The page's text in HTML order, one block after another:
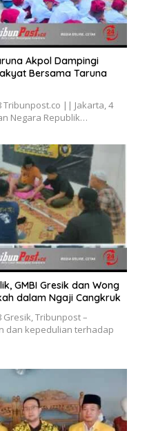
Akpol Dampingi
Bersama Taruna
Tribunpost.co || Jakarta, 4
Negara Republik…
GMBI Gresik dan Wong
dalam Ngaji Cangkruk
Gresik, Tribunpost –
dan kepedulian terhadap